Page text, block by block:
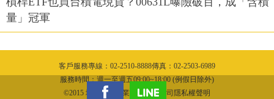
量」冠軍
客戶服務專線：02-2510-8888傳真：02-2503-6989
服務時間：週一至週五09:00~18:00 (例假日除外)
©2015 城邦文化事業股份有限公司隱私權聲明